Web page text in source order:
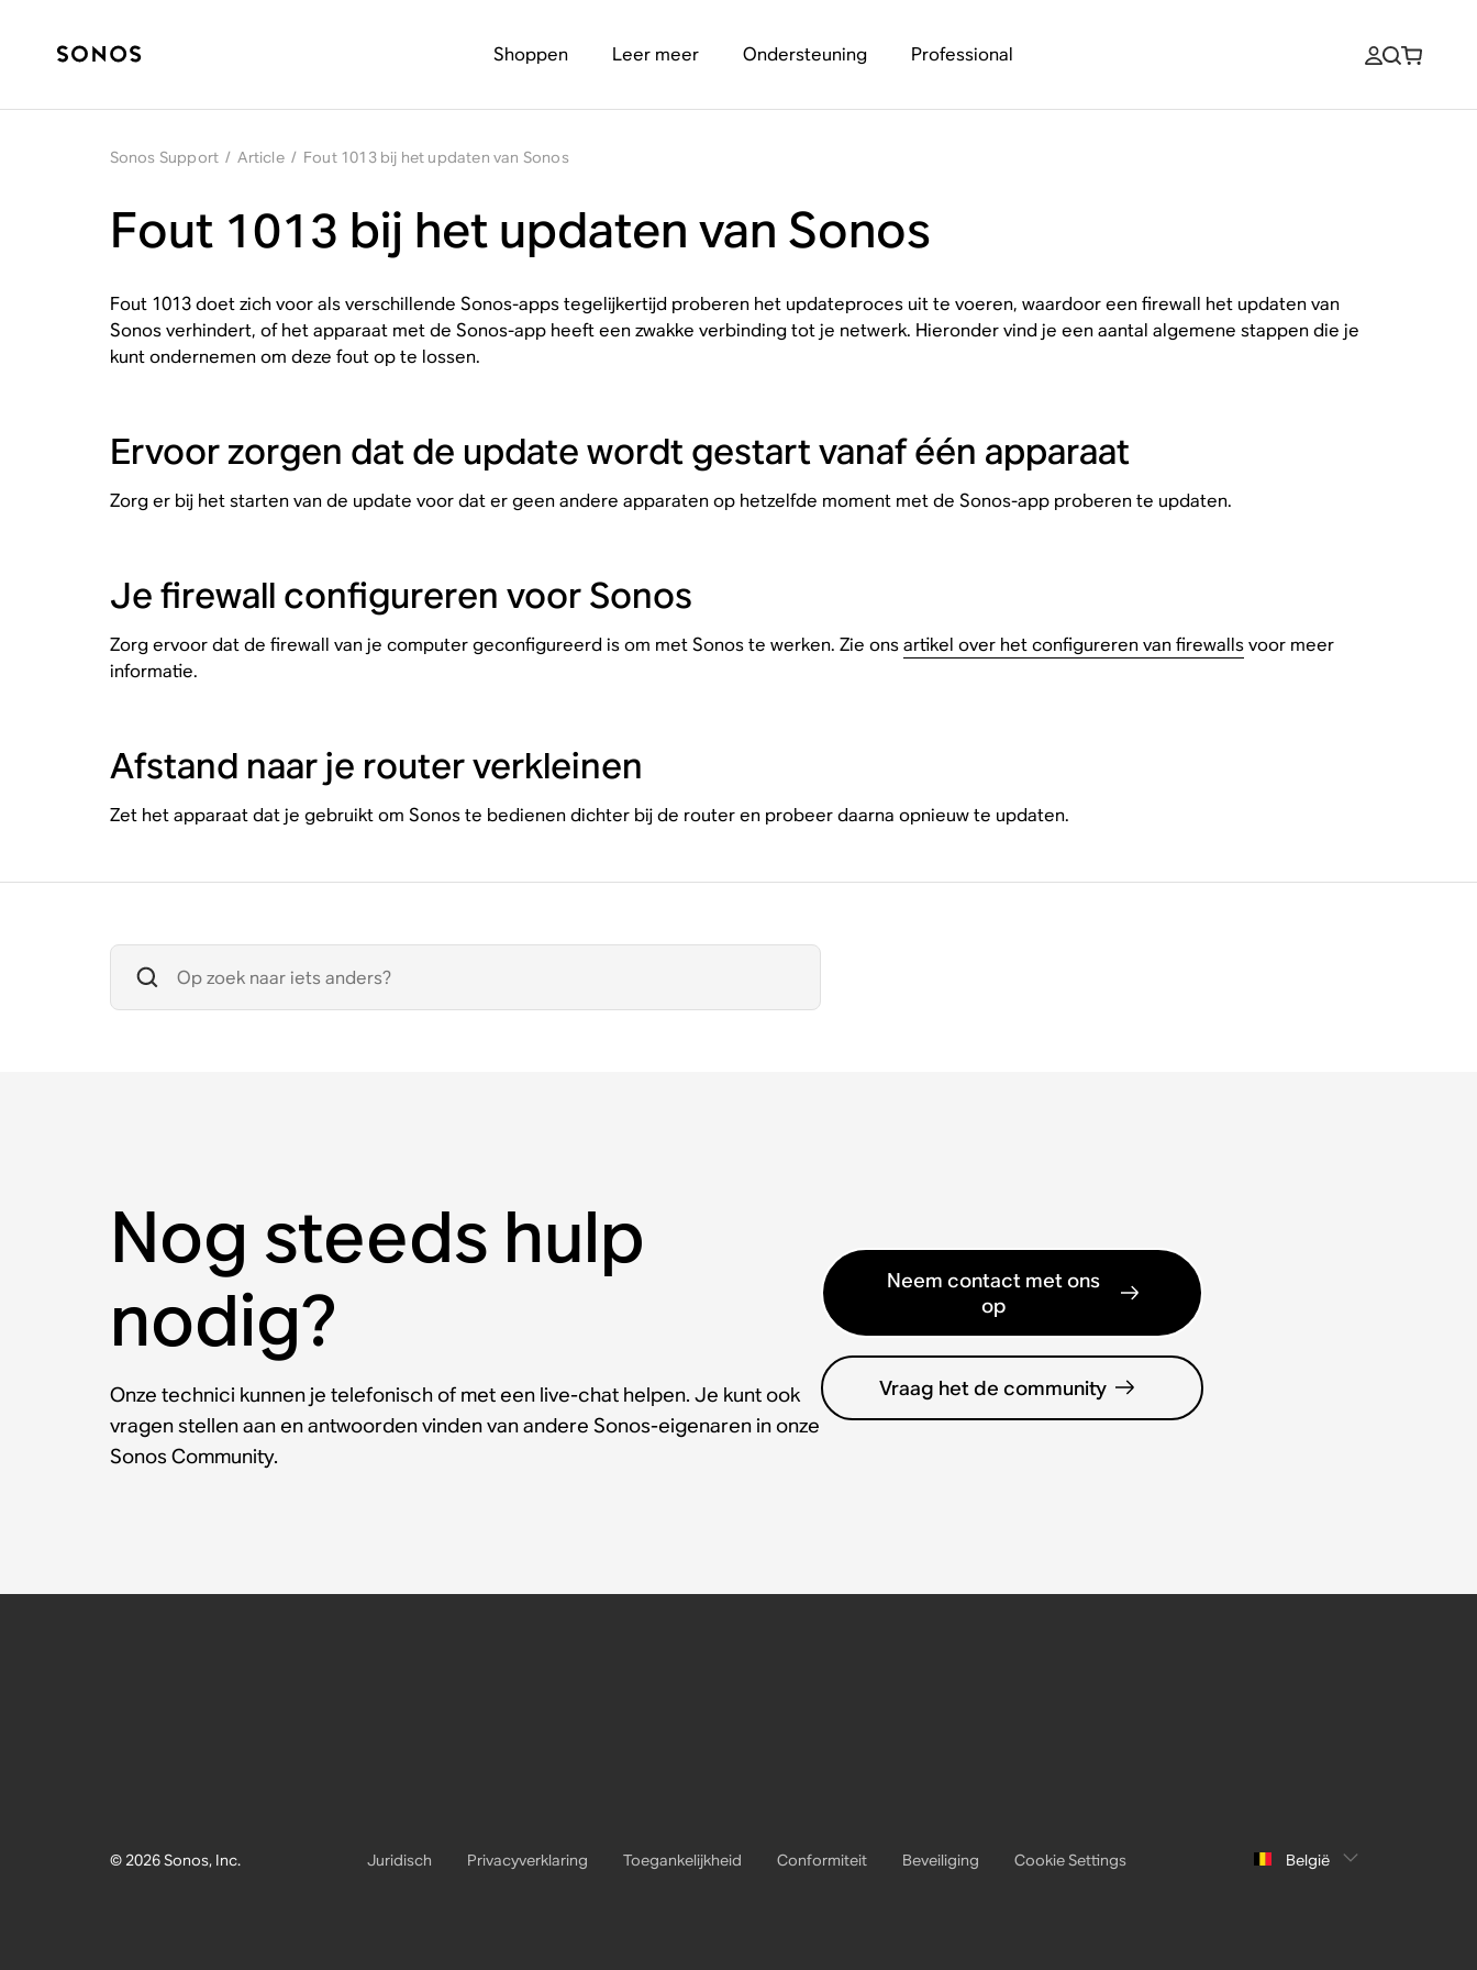
Shoppen Leer meer Ondersteuning Professional
Sonos Support / Article / Fout 1013 bij het updaten van Sonos
Fout 1013 bij het updaten van Sonos
Fout 1013 doet zich voor als verschillende Sonos-apps tegelijkertijd proberen het updateproces uit te voeren, waardoor een firewall het updaten van
Sonos verhindert, of het apparaat met de Sonos-app heeft een zwakke verbinding tot je netwerk. Hieronder vind je een aantal algemene stappen die je
kunt ondernemen om deze fout op te lossen.
Ervoor zorgen dat de update wordt gestart vanaf één apparaat
Zorg er bij het starten van de update voor dat er geen andere apparaten op hetzelfde moment met de Sonos-app proberen te updaten.
Je firewall configureren voor Sonos
Zorg ervoor dat de firewall van je computer geconfigureerd is om met Sonos te werken. Zie onsartikel over het configureren van firewallsvoor meer
informatie.
Afstand naar je router verkleinen
Zet het apparaat dat je gebruikt om Sonos te bedienen dichter bij de router en probeer daarna opnieuw te updaten.
Nog steeds hulp
nodig?
Onze technici kunnen je telefonisch of met een live-chat helpen. Je kunt ook
vragen stellen aan en antwoorden vinden van andere Sonos-eigenaren in onze
Sonos Community.
Neem contact met ons
op
Vraag het de community
© 2026 Sonos, Inc. Juridisch Privacyverklaring Toegankelijkheid Conformiteit Beveiliging Cookie Settings België